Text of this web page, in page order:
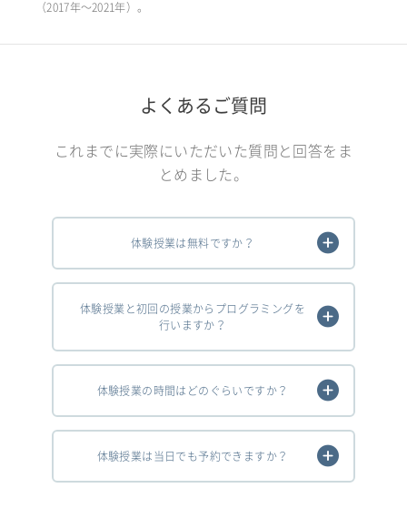
（2017年〜2021年）。
よくあるご質問
これまでに実際にいただいた質問と回答をま
とめました。
体験授業は無料ですか？
体験授業と初回の授業からプログラミングを
行いますか？
体験授業の時間はどのぐらいですか？
体験授業は当日でも予約できますか？